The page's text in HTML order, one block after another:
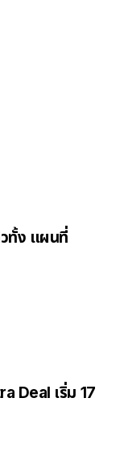
ทั้ง แผนที่
Deal เริ่ม 17